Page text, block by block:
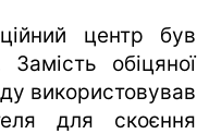
центр був
обіцяної
використовував
для скоєння